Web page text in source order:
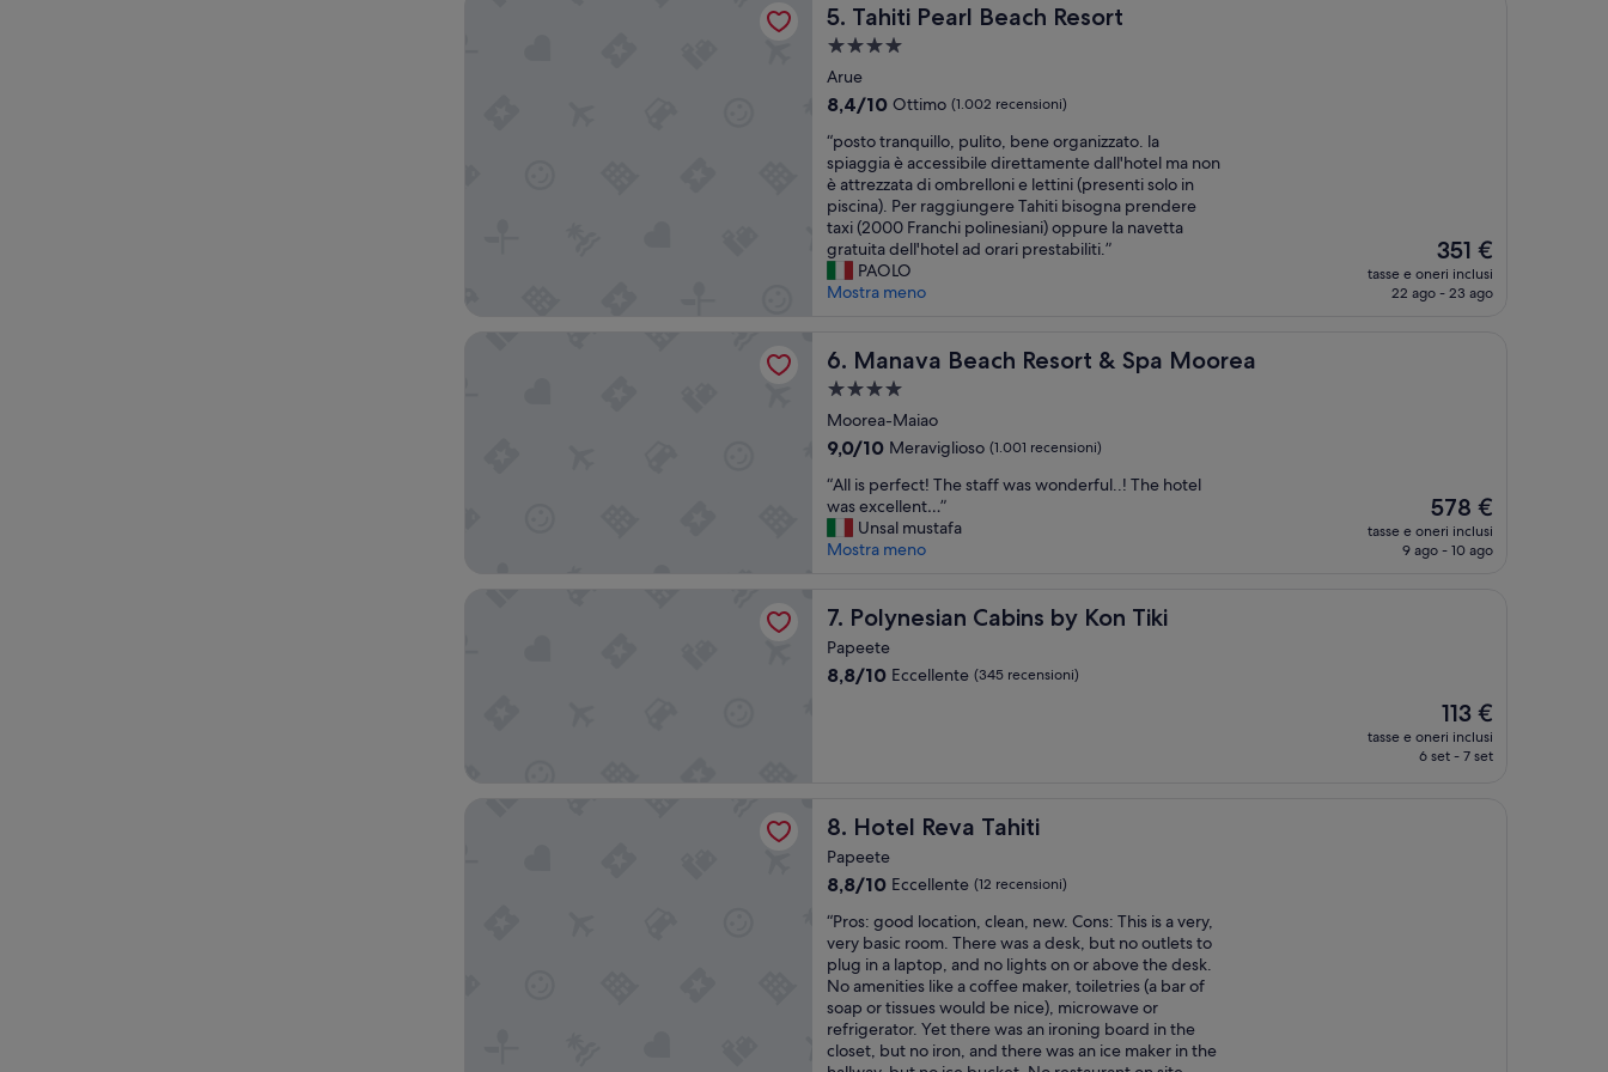
l
e
i
o
l
e
.
L
'
o
l
è
b
u
o
o
c
o
n
a
n
e
s
e
L
a
m
i
a
c
a
m
e
f
e
t
t
a
r
e
u
n
c
e
i
n
a
n
t
c
i
a
d
i
q
u
r
a
”
5. Tahiti Pearl Beach Resort
Tahiti Pearl Beach Resort
Struttura
a
4.0
stelle
Arue
8.4
10,
Ottimo,
(1.002
recensioni)
8,4/10 Ottimo (1.002 recensioni)
“
p
o
s
t
o
t
r
q
l
l
,
p
l
o
b
e
n
i
z
a
t
o
.
l
a
s
p
“posto tranquillo, pulito, bene organizzato. la
spiaggia è accessibile direttamente dall'hotel ma non
è attrezzata di ombrelloni e lettini (presenti solo in
piscina). Per raggiungere Tahiti bisogna prendere
taxi (2000 Franchi polinesiani) oppure la navetta
gratuita dell'hotel ad orari prestabiliti.”
PAOLO
Mostra meno
Il
prezzo
attuale
351 €
tasse e oneri inclusi
22 ago - 23 ago
6. Manava Beach Resort & Spa Moorea
Manava Beach Resort & Spa Moorea
Struttura
a
4.0
stelle
Moorea-Maiao
9.0
10,
Meraviglioso,
(1.001
recensioni)
9,0/10 Meraviglioso (1.001 recensioni)
“
A
l
l
p
r
f
e
s
a
f
a
n
“All is perfect! The staff was wonderful..! The hotel
was excellent…”
Unsal mustafa
Mostra meno
Il
prezzo
attuale
578 €
tasse e oneri inclusi
9 ago - 10 ago
7. Polynesian Cabins by Kon Tiki
Polynesian Cabins by Kon Tiki
Papeete
8.8
8,8/10 Eccellente (345 recensioni)
Il
prezzo
attuale
113 €
tasse e oneri inclusi
6 set - 7 set
8. Hotel Reva Tahiti
Hotel Reva Tahiti
Papeete
8.8
10,
Eccellente,
(12
recensioni)
8,8/10 Eccellente (12 recensioni)
“
P
r
o
s
:
g
“Pros: good location, clean, new. Cons: This is a very,
very basic room. There was a desk, but no outlets to
plug in a laptop, and no lights on or above the desk.
No amenities like a coffee maker, toiletries (a bar of
soap or tissues would be nice), microwave or
refrigerator. Yet there was an ironing board in the
closet, but no iron, and there was an ice maker in the